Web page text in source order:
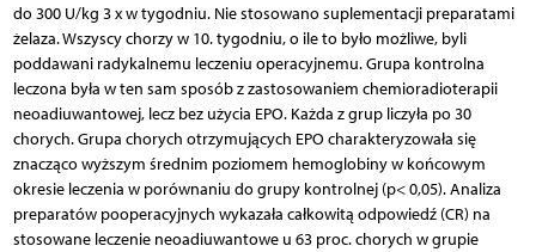
do 300 U/kg 3 x w tygodniu. Nie stosowano suplementacji preparatami
żelaza. Wszyscy chorzy w 10. tygodniu, o ile to było możliwe, byli
poddawani radykalnemu leczeniu operacyjnemu. Grupa kontrolna
leczona była w ten sam sposób z zastosowaniem chemioradioterapii
neoadiuwantowej, lecz bez użycia EPO. Każda z grup liczyła po 30
chorych. Grupa chorych otrzymujących EPO charakteryzowała się
znacząco wyższym średnim poziomem hemoglobiny w końcowym
okresie leczenia w porównaniu do grupy kontrolnej (p< 0,05). Analiza
preparatów pooperacyjnych wykazała całkowitą odpowiedź (CR) na
stosowane leczenie neoadiuwantowe u 63 proc. chorych w grupie